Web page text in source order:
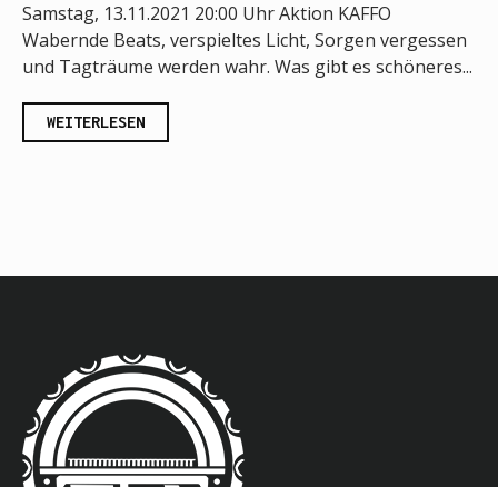
Samstag, 13.11.2021 20:00 Uhr Aktion KAFFO
Wabernde Beats, verspieltes Licht, Sorgen vergessen
und Tagträume werden wahr. Was gibt es schöneres...
WEITERLESEN